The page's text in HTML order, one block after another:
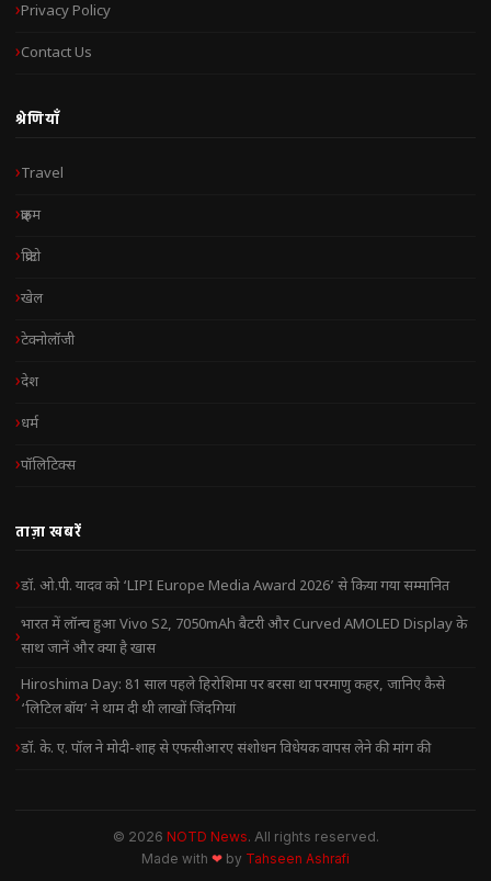
Privacy Policy
Contact Us
श्रेणियाँ
Travel
क्राइम
क्रिप्टो
खेल
टेक्नोलॉजी
देश
धर्म
पॉलिटिक्स
ताज़ा खबरें
डॉ. ओ.पी. यादव को ‘LIPI Europe Media Award 2026’ से किया गया सम्मानित
भारत में लॉन्च हुआ Vivo S2, 7050mAh बैटरी और Curved AMOLED Display के
साथ जानें और क्या है खास
Hiroshima Day: 81 साल पहले हिरोशिमा पर बरसा था परमाणु कहर, जानिए कैसे
‘लिटिल बॉय’ ने थाम दी थी लाखों जिंदगियां
डॉ. के. ए. पॉल ने मोदी-शाह से एफसीआरए संशोधन विधेयक वापस लेने की मांग की
© 2026 NOTD News. All rights reserved.
Made with ❤ by Tahseen Ashrafi